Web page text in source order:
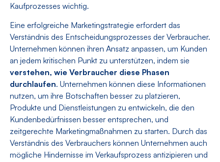
Kaufprozesses wichtig.
Eine erfolgreiche Marketingstrategie erfordert das
Verständnis des Entscheidungsprozesses der Verbraucher.
Unternehmen können ihren Ansatz anpassen, um Kunden
an jedem kritischen Punkt zu unterstützen, indem sie
verstehen, wie Verbraucher diese Phasen
durchlaufen. Unternehmen können diese Informationen
nutzen, um ihre Botschaften besser zu platzieren,
Produkte und Dienstleistungen zu entwickeln, die den
Kundenbedürfnissen besser entsprechen, und
zeitgerechte Marketingmaßnahmen zu starten. Durch das
Verständnis des Verbrauchers können Unternehmen auch
mögliche Hindernisse im Verkaufsprozess antizipieren und